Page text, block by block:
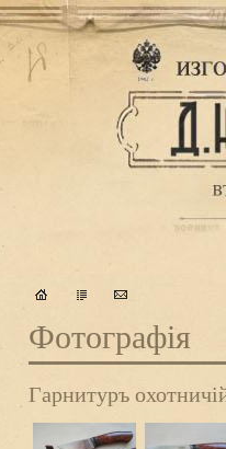
Фотографiя
Гарнитуръ